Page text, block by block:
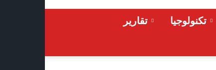
تكنولوجيا
تقارير